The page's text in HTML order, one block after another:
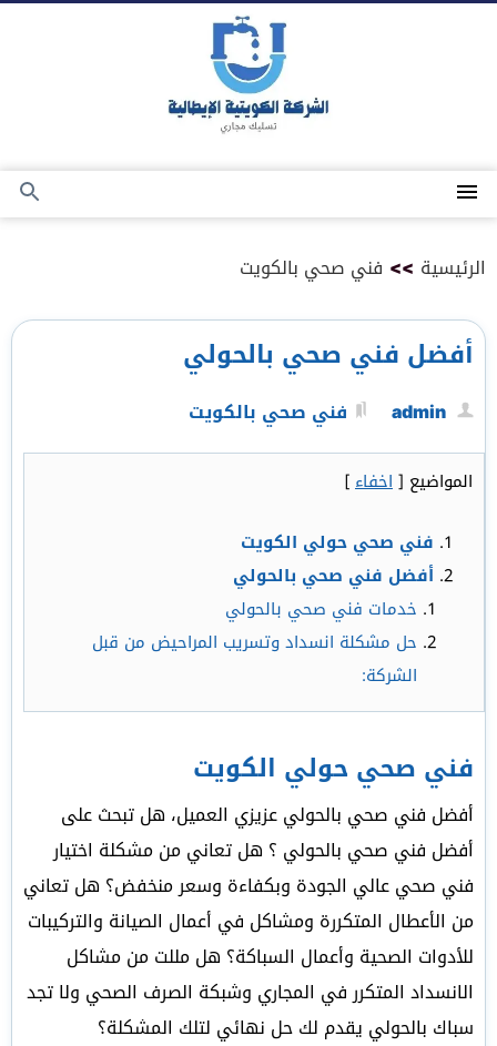
القائمة
بحث
الرئيسية >> فني صحي بالكويت
أفضل فني صحي بالحولي
admin فني صحي بالكويت
المواضيع [اخفاء]
فني صحي حولي الكويت
أفضل فني صحي بالحولي
خدمات فني صحي بالحولي
حل مشكلة انسداد وتسريب المراحيض من قبل
الشركة:
فني صحي حولي الكويت
أفضل فني صحي بالحولي عزيزي العميل، هل تبحث على
أفضل فني صحي بالحولي ؟ هل تعاني من مشكلة اختيار
فني صحي عالي الجودة وبكفاءة وسعر منخفض؟ هل تعاني
من الأعطال المتكررة ومشاكل في أعمال الصيانة والتركيبات
للأدوات الصحية وأعمال السباكة؟ هل مللت من مشاكل
الانسداد المتكرر في المجاري وشبكة الصرف الصحي ولا تجد
سباك بالحولي يقدم لك حل نهائي لتلك المشكلة؟